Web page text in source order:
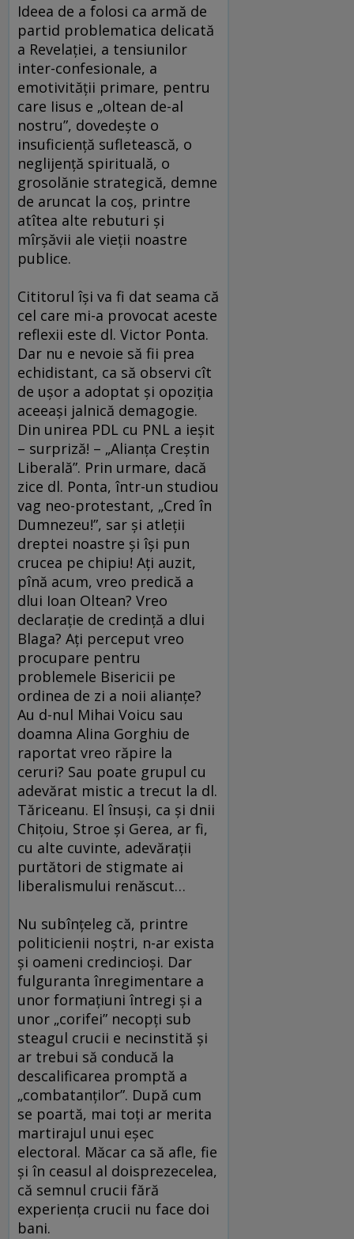
Ideea de a folosi ca armă de
partid problematica delicată
a Revelaţiei, a tensiunilor
inter-confesionale, a
emotivităţii primare, pentru
care Iisus e „oltean de-al
nostru”, dovedeşte o
insuficienţă sufletească, o
neglijenţă spirituală, o
grosolănie strategică, demne
de aruncat la coş, printre
atîtea alte rebuturi şi
mîrşăvii ale vieţii noastre
publice.
Cititorul îşi va fi dat seama că
cel care mi-a provocat aceste
reflexii este dl. Victor Ponta.
Dar nu e nevoie să fii prea
echidistant, ca să observi cît
de uşor a adoptat şi opoziţia
aceeaşi jalnică demagogie.
Din unirea PDL cu PNL a ieşit
– surpriză! – „Alianţa Creştin
Liberală”. Prin urmare, dacă
zice dl. Ponta, într-un studiou
vag neo-protestant, „Cred în
Dumnezeu!”, sar şi atleţii
dreptei noastre şi îşi pun
crucea pe chipiu! Aţi auzit,
pînă acum, vreo predică a
dlui Ioan Oltean? Vreo
declaraţie de credinţă a dlui
Blaga? Aţi perceput vreo
procupare pentru
problemele Bisericii pe
ordinea de zi a noii alianţe?
Au d-nul Mihai Voicu sau
doamna Alina Gorghiu de
raportat vreo răpire la
ceruri? Sau poate grupul cu
adevărat mistic a trecut la dl.
Tăriceanu. El însuşi, ca şi dnii
Chiţoiu, Stroe şi Gerea, ar fi,
cu alte cuvinte, adevăraţii
purtători de stigmate ai
liberalismului renăscut…
Nu subînţeleg că, printre
politicienii noştri, n-ar exista
şi oameni credincioşi. Dar
fulguranta înregimentare a
unor formaţiuni întregi şi a
unor „corifei” necopţi sub
steagul crucii e necinstită şi
ar trebui să conducă la
descalificarea promptă a
„combatanţilor”. După cum
se poartă, mai toţi ar merita
martirajul unui eşec
electoral. Măcar ca să afle, fie
şi în ceasul al doisprezecelea,
că semnul crucii fără
experienţa crucii nu face doi
bani.